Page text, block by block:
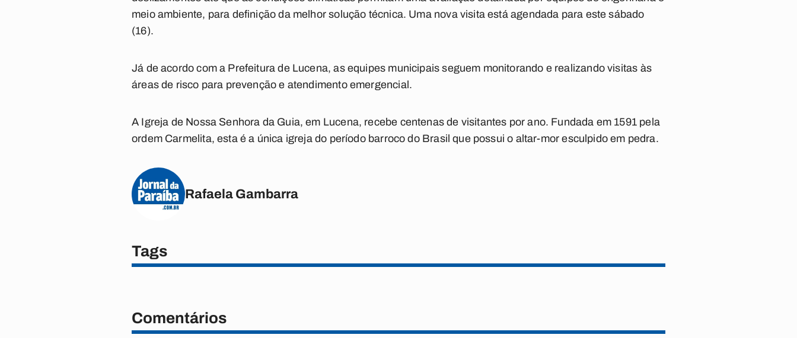
meio ambiente, para definição da melhor solução técnica. Uma nova visita está agendada para este sábado
(16).
Já de acordo com a Prefeitura de Lucena, as equipes municipais seguem monitorando e realizando visitas às
áreas de risco para prevenção e atendimento emergencial.
A Igreja de Nossa Senhora da Guia, em Lucena, recebe centenas de visitantes por ano. Fundada em 1591 pela
ordem Carmelita, esta é a única igreja do período barroco do Brasil que possui o altar-mor esculpido em pedra.
Rafaela Gambarra
Tags
Comentários